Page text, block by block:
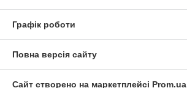
Графік роботи
Повна версія сайту
Сайт створено на маркетплейсі Prom.ua